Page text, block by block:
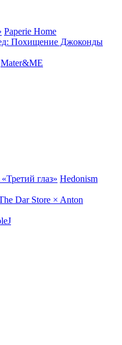
Paperie Home
Похищение Джоконды
Mater&ME
глаз» Hedonism
Dar Store × Anton